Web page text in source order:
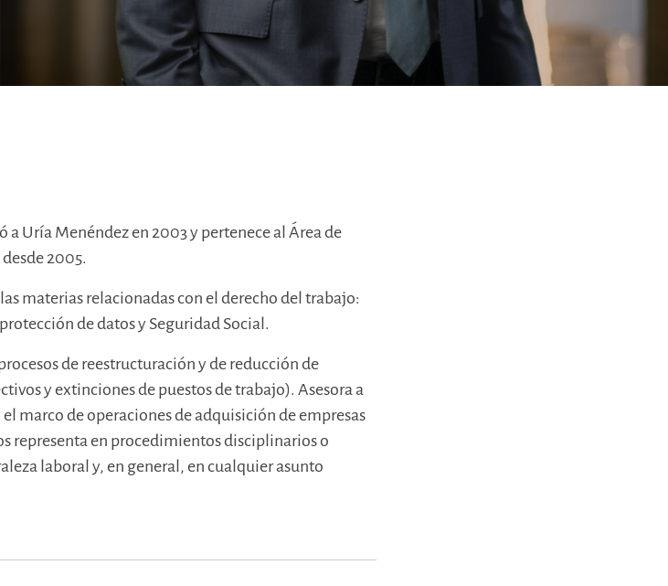
Uría Menéndez en 2003 y pertenece al Área de
2005.
materias relacionadas con el derecho del trabajo:
de datos y Seguridad Social.
de reestructuración y de reducción de
y extinciones de puestos de trabajo). Asesora a
marco de operaciones de adquisición de empresas
representa en procedimientos disciplinarios o
laboral y, en general, en cualquier asunto